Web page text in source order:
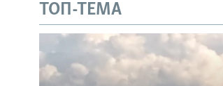
ТОП-ТЕМА